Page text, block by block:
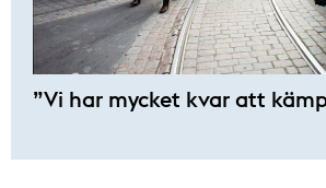
”Vi har mycket kvar att